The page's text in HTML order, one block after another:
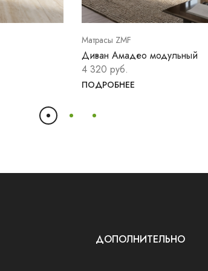
Матрасы ZMF
Диван Амадео модульный
4 320 руб.
ПОДРОБНЕЕ
ДОПОЛНИТЕЛЬНО